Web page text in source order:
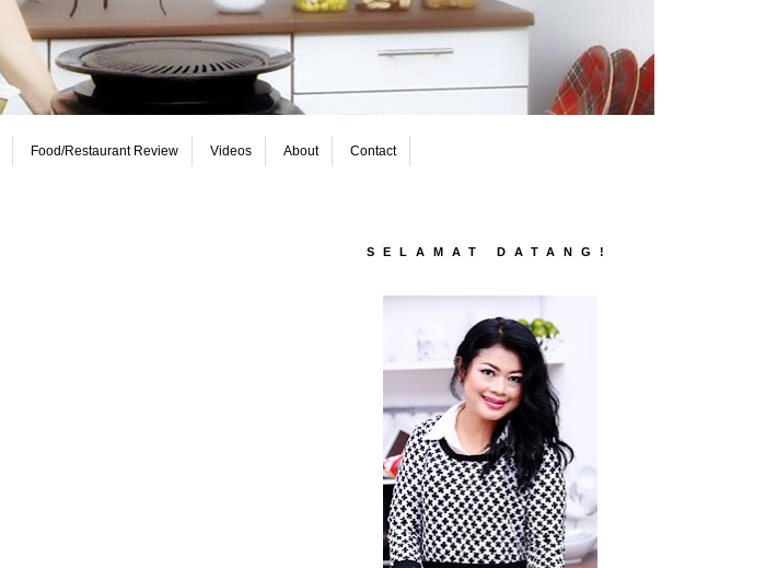
Food/Restaurant Review Videos About Contact
SELAMAT DATANG!